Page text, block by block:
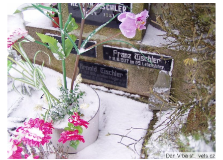
Pomník obětem 1. a 2. světové války v
Římově
Hrob Petera Korgera a Petra Štindla na
hřbitově v Římově
Pomník obětem 1. světové války v Dolním
Předoníně
Pomník obětem 2. světové války v Plavu
Pamětní deska obětem 1. světové války v
Plavu
Kenotaf Pepiho Meisela na hřbitově v
Dolním Podluží